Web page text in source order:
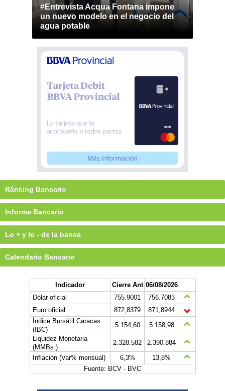
#Entrevista Acqua Fontana impone
un nuevo modelo en el negocio del
agua potable
Ránking Bancario
Informe Bancario
Lo + y lo - de la banca
Calendario Bancario
Indicador Cierre Ant 06/08/2026
Dólar oficial
755.9001
756.7083
Euro oficial
872,8379
871,8944
Índice Bursátil Caracas
(IBC)
5.154,60
5.158,98
Liquidez Monetaria
(MMBs.)
2.328.582
2.390.884
Inflación (Var% mensual)
6,3%
13,8%
Fuente: BCV - BVC